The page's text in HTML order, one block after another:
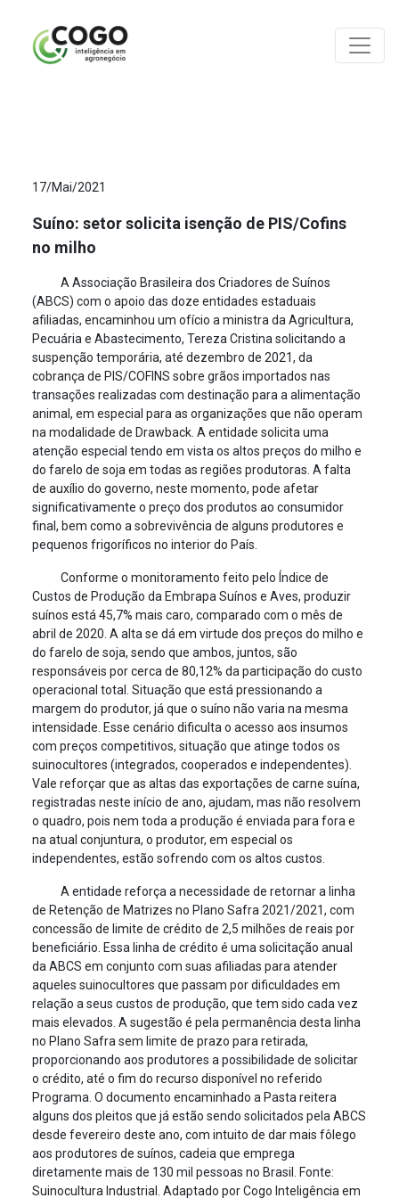
17/Mai/2021
Suíno: setor solicita isenção de PIS/Cofins
no milho
A Associação Brasileira dos Criadores de Suínos
(ABCS) com o apoio das doze entidades estaduais
afiliadas, encaminhou um ofício a ministra da Agricultura,
Pecuária e Abastecimento, Tereza Cristina solicitando a
suspenção temporária, até dezembro de 2021, da
cobrança de PIS/COFINS sobre grãos importados nas
transações realizadas com destinação para a alimentação
animal, em especial para as organizações que não operam
na modalidade de Drawback. A entidade solicita uma
atenção especial tendo em vista os altos preços do milho e
do farelo de soja em todas as regiões produtoras. A falta
de auxílio do governo, neste momento, pode afetar
significativamente o preço dos produtos ao consumidor
final, bem como a sobrevivência de alguns produtores e
pequenos frigoríficos no interior do País.
Conforme o monitoramento feito pelo Índice de
Custos de Produção da Embrapa Suínos e Aves, produzir
suínos está 45,7% mais caro, comparado com o mês de
abril de 2020. A alta se dá em virtude dos preços do milho e
do farelo de soja, sendo que ambos, juntos, são
responsáveis por cerca de 80,12% da participação do custo
operacional total. Situação que está pressionando a
margem do produtor, já que o suíno não varia na mesma
intensidade. Esse cenário dificulta o acesso aos insumos
com preços competitivos, situação que atinge todos os
suinocultores (integrados, cooperados e independentes).
Vale reforçar que as altas das exportações de carne suína,
registradas neste início de ano, ajudam, mas não resolvem
o quadro, pois nem toda a produção é enviada para fora e
na atual conjuntura, o produtor, em especial os
independentes, estão sofrendo com os altos custos.
A entidade reforça a necessidade de retornar a linha
de Retenção de Matrizes no Plano Safra 2021/2021, com
concessão de limite de crédito de 2,5 milhões de reais por
beneficiário. Essa linha de crédito é uma solicitação anual
da ABCS em conjunto com suas afiliadas para atender
aqueles suinocultores que passam por dificuldades em
relação a seus custos de produção, que tem sido cada vez
mais elevados. A sugestão é pela permanência desta linha
no Plano Safra sem limite de prazo para retirada,
proporcionando aos produtores a possibilidade de solicitar
o crédito, até o fim do recurso disponível no referido
Programa. O documento encaminhado a Pasta reitera
alguns dos pleitos que já estão sendo solicitados pela ABCS
desde fevereiro deste ano, com intuito de dar mais fôlego
aos produtores de suínos, cadeia que emprega
diretamente mais de 130 mil pessoas no Brasil. Fonte:
Suinocultura Industrial. Adaptado por Cogo Inteligência em